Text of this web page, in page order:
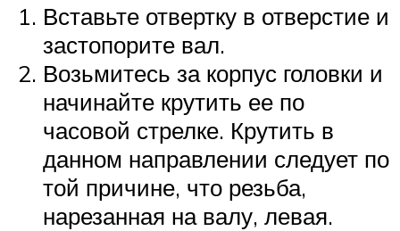
Вставьте отвертку в отверстие и
застопорите вал.
Возьмитесь за корпус головки и
начинайте крутить ее по
часовой стрелке. Крутить в
данном направлении следует по
той причине, что резьба,
нарезанная на валу, левая.